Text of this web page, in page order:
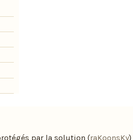
par la solution (raKoonsKy)